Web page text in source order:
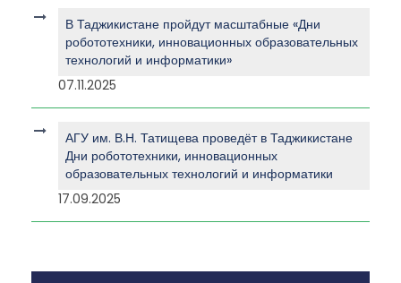
В Таджикистане пройдут масштабные «Дни
робототехники, инновационных образовательных
технологий и информатики»
07.11.2025
АГУ им. В.Н. Татищева проведёт в Таджикистане
Дни робототехники, инновационных
образовательных технологий и информатики
17.09.2025